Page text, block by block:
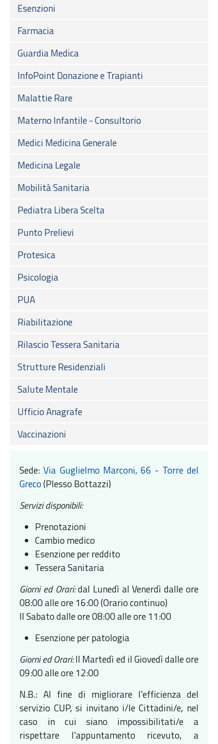
Esenzioni
Farmacia
Guardia Medica
InfoPoint Donazione e Trapianti
Malattie Rare
Materno Infantile - Consultorio
Medici Medicina Generale
Medicina Legale
Mobilità Sanitaria
Pediatra Libera Scelta
Punto Prelievi
Protesica
Psicologia
PUA
Riabilitazione
Rilascio Tessera Sanitaria
Strutture Residenziali
Salute Mentale
Ufficio Anagrafe
Vaccinazioni
Sede:Via Guglielmo Marconi, 66 - Torre del
Greco(Plesso Bottazzi)
Servizi disponibili:
Prenotazioni
Cambio medico
Esenzione per reddito
Tessera Sanitaria
Giorni ed Orari:dal Lunedì al Venerdì dalle ore
08:00 alle ore 16:00 (Orario continuo)
Il Sabato dalle ore 08:00 alle ore 11:00
Esenzione per patologia
Giorni ed Orari:Il Martedì ed il Giovedì dalle ore
09:00 alle ore 12:00
N.B.: Al fine di migliorare l'efficienza del
servizio CUP, si invitano i/le Cittadini/e, nel
caso in cui siano impossibilitati/e a
rispettare l'appuntamento ricevuto, a